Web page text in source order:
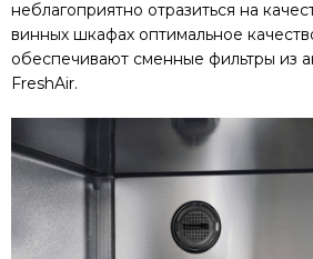
неблагоприятно отразиться на
винных шкафах оптимальное
обеспечивают сменные фильтры из
FreshAir.